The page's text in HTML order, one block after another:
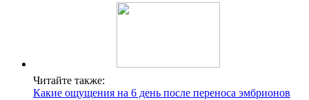
Читайте также:
Какие ощущения на 6 день после переноса эмбрионов